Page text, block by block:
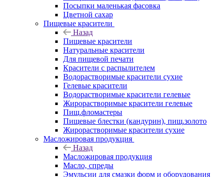
Посыпки маленькая фасовка
Цветной сахар
Пищевые красители
Назад
Пищевые красители
Натуральные красители
Для пищевой печати
Красители с распылителем
Водорастворимые красители сухие
Гелевые красители
Водорастворимые красители гелевые
Жирорастворимые красители гелевые
Пищ.фломастеры
Пищевые блестки (кандурин), пищ.золото
Жирорастворимые красители сухие
Масложировая продукция
Назад
Масложировая продукция
Масло, спреды
Эмульсии для смазки форм и оборудования